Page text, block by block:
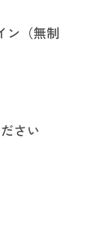
ン（無制
さい